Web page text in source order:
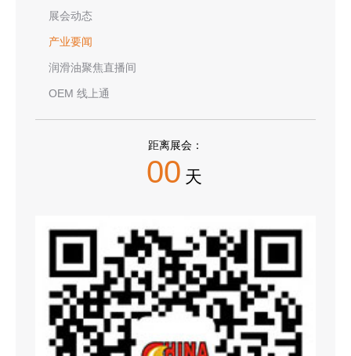
展会动态
产业要闻
润滑油聚焦直播间
OEM 线上通
距离展会：
00 天